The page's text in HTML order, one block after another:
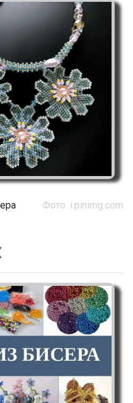
Фото: i.pinimg.com